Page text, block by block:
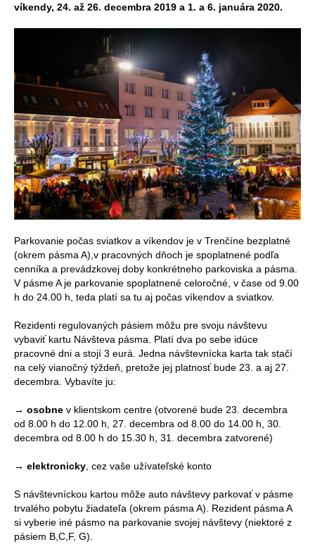
víkendy, 24. až 26. decembra 2019 a 1. a 6. januára 2020.
Parkovanie počas sviatkov a víkendov je v Trenčíne bezplatné
(okrem pásma A),v pracovných dňoch je spoplatnené podľa
cenníka a prevádzkovej doby konkrétneho parkoviska a pásma.
V pásme A je parkovanie spoplatnené celoročné, v čase od 9.00
h do 24.00 h, teda platí sa tu aj počas víkendov a sviatkov.
Rezidenti regulovaných pásiem môžu pre svoju návštevu
vybaviť kartu Návšteva pásma. Platí dva po sebe idúce
pracovné dni a stojí 3 eurá. Jedna návštevnícka karta tak stačí
na celý vianočný týždeň, pretože jej platnosť bude 23. a aj 27.
decembra. Vybavíte ju:
→ osobne v klientskom centre (otvorené bude 23. decembra
od 8.00 h do 12.00 h, 27. decembra od 8.00 do 14.00 h, 30.
decembra od 8.00 h do 15.30 h, 31. decembra zatvorené)
→ elektronicky, cez vaše užívateľské konto
S návštevníckou kartou môže auto návštevy parkovať v pásme
trvalého pobytu žiadateľa (okrem pásma A). Rezident pásma A
si vyberie iné pásmo na parkovanie svojej návštevy (niektoré z
pásiem B,C,F, G).